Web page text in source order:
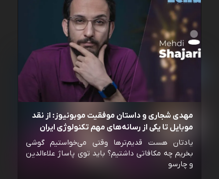
مهدی شجاری و داستان موفقیت موبونیوز: از نقد
موبایل تا یکی از رسانه‌‌های مهم تکنولوژی ایران
یادتان هست قدیم‌ترها وقتی می‌خواستیم گوشی
بخریم چه مکافاتی داشتیم؟ باید توی پاساژ علاءالدین
و چارسو